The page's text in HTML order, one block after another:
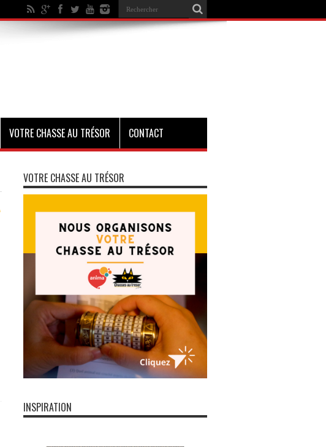
VOTRE CHASSE AU TRÉSOR CONTACT
VOTRE CHASSE AU TRÉSOR
INSPIRATION